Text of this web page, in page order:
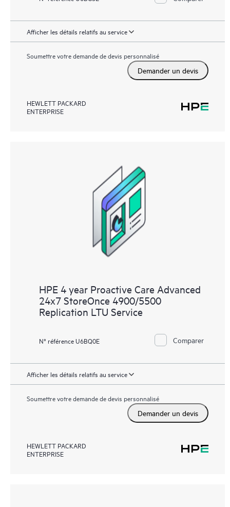
Afficher les détails relatifs au service
Soumettre votre demande de devis personnalisé
Demander un devis
HEWLETT PACKARD
ENTERPRISE
HPE 4 year Proactive Care Advanced
24x7 StoreOnce 4900/5500
Replication LTU Service
N° référence U6BQ0E Comparer
Afficher les détails relatifs au service
Soumettre votre demande de devis personnalisé
Demander un devis
HEWLETT PACKARD
ENTERPRISE